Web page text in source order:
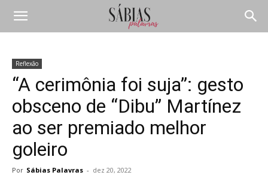
Reflexão
“A cerimônia foi suja”: gesto
obsceno de “Dibu” Martínez
ao ser premiado melhor
goleiro
Por Sábias Palavras - dez 20, 2022